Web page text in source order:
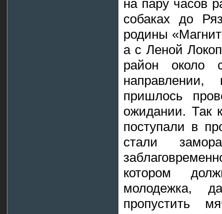
на пару часов
собаках до
родины
а с Леной
район около
пришлось
ожидании. Так
поступали в
стали
котором
молодежка,
пропустить